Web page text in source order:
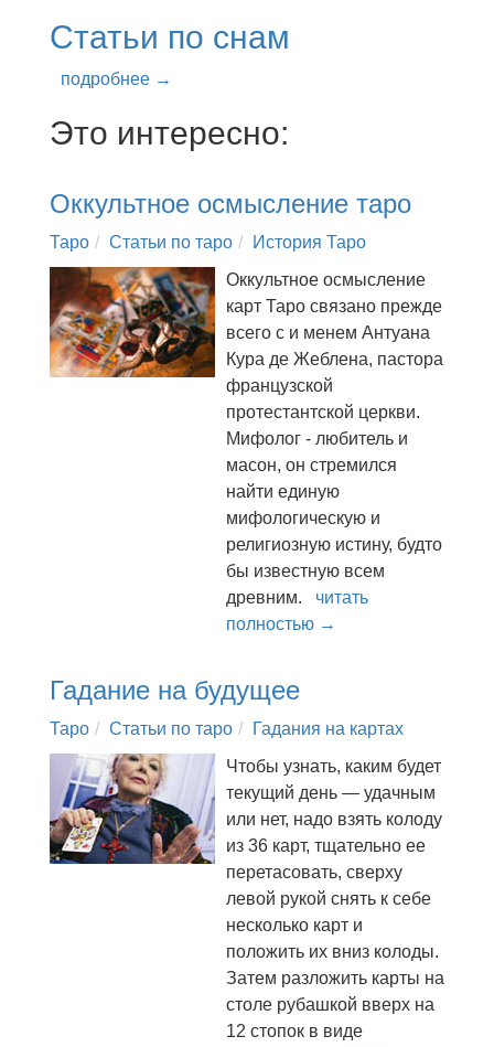
Статьи по снам
подробнее →
Это интересно:
Оккультное осмысление таро
Таро Статьи по таро
История Таро
Оккультное осмысление
карт Таро связано прежде
всего с и менем Антуана
Кура де Жеблена, пастора
французской
протестантской церкви.
Мифолог - любитель и
масон, он стремился
найти единую
мифологическую и
религиозную истину, будто
бы известную всем
древним. читать
полностью →
Гадание на будущее
Таро Статьи по таро
Гадания на картах
Чтобы узнать, каким будет
текущий день — удачным
или нет, надо взять колоду
из 36 карт, тщательно ее
перетасовать, сверху
левой рукой снять к себе
несколько карт и
положить их вниз колоды.
Затем разложить карты на
столе рубашкой вверх на
12 стопок в виде